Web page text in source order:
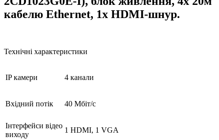
кабелю Ethernet, 1х HDMI-шнур.
Технічні характеристики
IP камери 4 канали
Вхідний потік 40 Мбіт/с
Інтерфейси відео
виходу
1 HDMI, 1 VGA